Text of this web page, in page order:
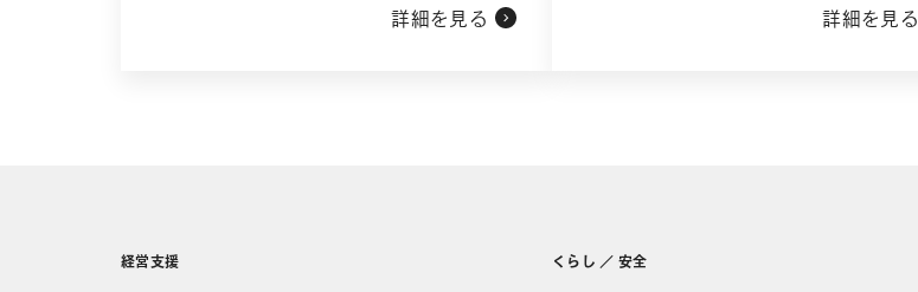
詳細を見る 詳細を見る
経営支援 くらし ／ 安全